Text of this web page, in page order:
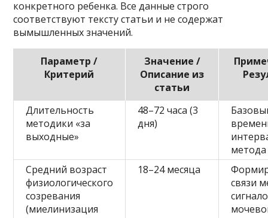
конкретного ребенка. Все данные строго
соответствуют тексту статьи и не содержат
вымышленных значений.
Параметр /
Критерий
Значение /
Описание из
статьи
Длительность
методики «за
выходные»
48–72 часа (3
дня)
метода
Средний возраст
физиологического
созревания
(миелинизация
18–24 месяца
связи